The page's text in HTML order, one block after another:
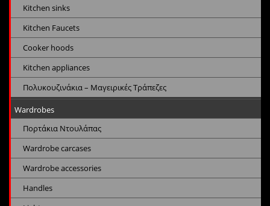
Kitchen sinks
Kitchen Faucets
Cooker hoods
Kitchen appliances
Πολυκουζινάκια – Μαγειρικές Τράπεζες
Wardrobes
Πορτάκια Ντουλάπας
Wardrobe carcases
Wardrobe accessories
Handles